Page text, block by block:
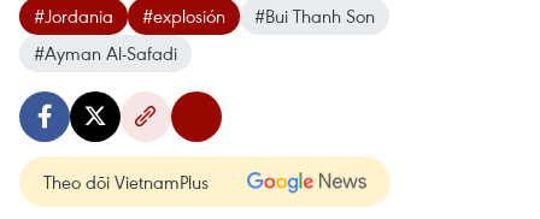
#Jordania #explosión
#Bui Thanh Son
#Ayman Al-Safadi
Theo dõi VietnamPlus